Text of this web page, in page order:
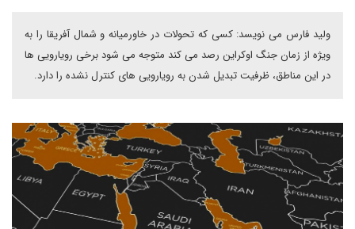
ولید فارس می نویسد: کسی که تحولات در خاورمیانه و شمال آفریقا را به
ویژه از زمان جنگ اوکراین رصد می کند متوجه می شود برخی رویارویی ها
در این مناطق، ظرفیت تبدیل شدن به رویارویی های کنترل نشده را دارد.